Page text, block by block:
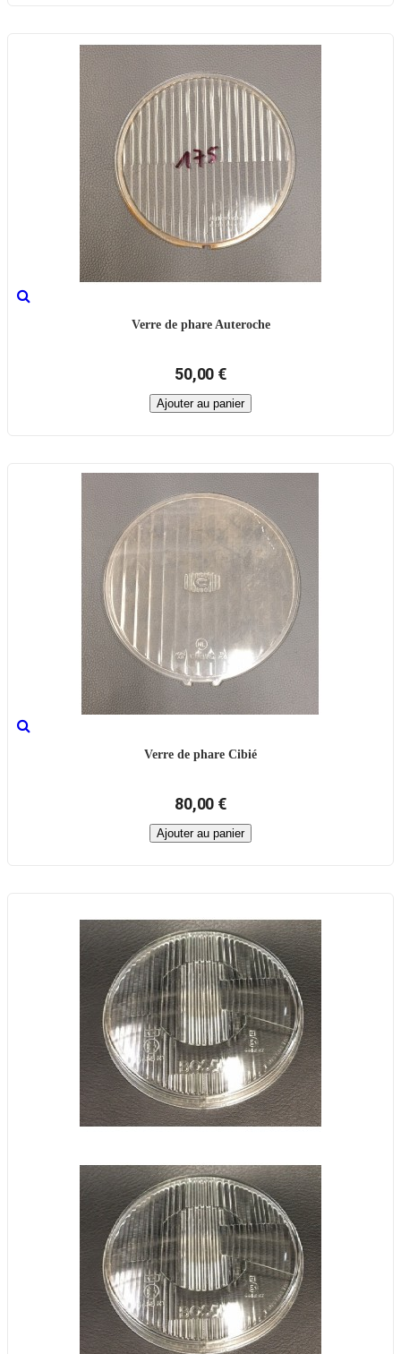
Verre de phare Auteroche
50,00 €
Ajouter au panier
Verre de phare Cibié
80,00 €
Ajouter au panier